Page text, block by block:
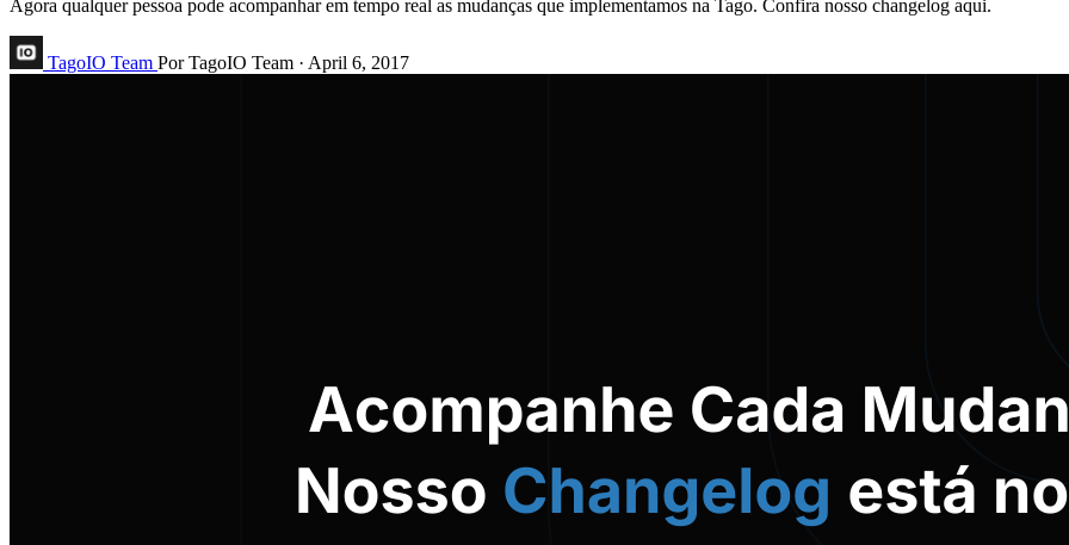
Agora qualquer pessoa pode acompanhar em tempo real as mudanças que implementamos na Tago. Confira nosso changelog aqui.
TagoIO Team Por TagoIO Team · April 6, 2017